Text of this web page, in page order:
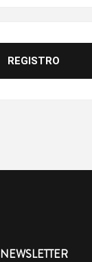
NEWSLETTER